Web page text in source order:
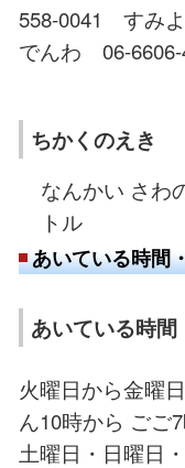
558-0041 すみ
でんわ 06-6606-
ちかくのえき
なんかい さわ
トル
あいている時間
あいている時間
火曜日から金曜
ん10時から ごご
土曜日・日曜日